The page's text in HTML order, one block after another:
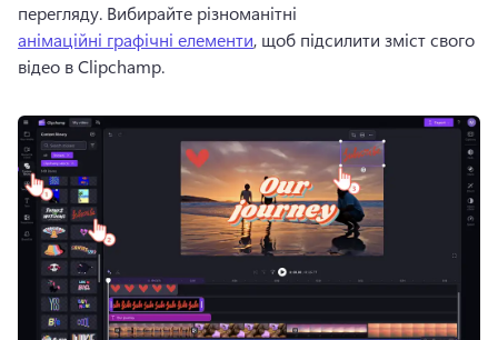
перегляду. Вибирайте різноманітні
анімаційні графічні елементи, щоб підсилити зміст свого
відео в Clipchamp.